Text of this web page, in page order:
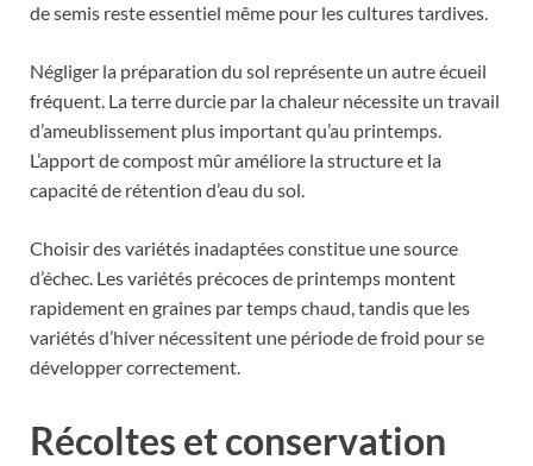
de semis reste essentiel même pour les cultures tardives.
Négliger la préparation du sol représente un autre écueil
fréquent. La terre durcie par la chaleur nécessite un travail
d’ameublissement plus important qu’au printemps.
L’apport de compost mûr améliore la structure et la
capacité de rétention d’eau du sol.
Choisir des variétés inadaptées constitue une source
d’échec. Les variétés précoces de printemps montent
rapidement en graines par temps chaud, tandis que les
variétés d’hiver nécessitent une période de froid pour se
développer correctement.
Récoltes et conservation